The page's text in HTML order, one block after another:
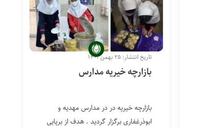
تاریخ انتشار: ۲۵ بهمن ۱۴۰۱
بازارچه خیریه مدارس
بازارچه خیریه در در مدارس مهدیه و
ابوذرغفاری برگزار گردید . هدف از برپایی